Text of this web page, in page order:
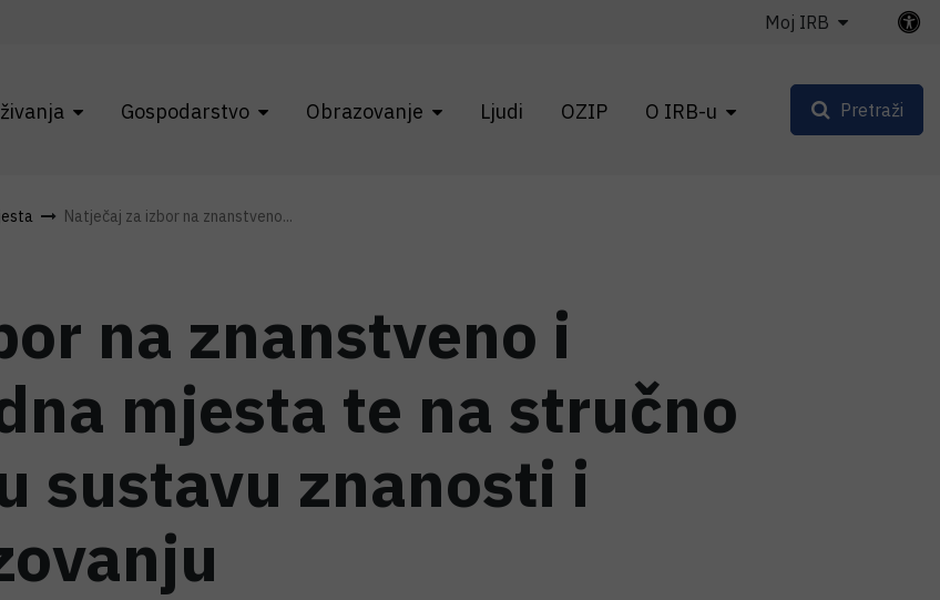
Gospodarstvo Obrazovanje Ljudi OZIP O IRB-u
Moj IRB
Pretraži
Natječaj za izbor na znanstveno...
na znanstveno i
mjesta te na stručno
sustavu znanosti i